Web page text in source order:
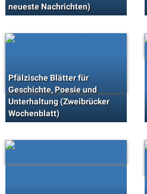
neueste Nachrichten)
Pfälzische Blätter für
Geschichte, Poesie und
Unterhaltung (Zweibrücker
Wochenblatt)